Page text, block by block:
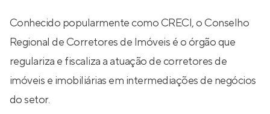
Conhecido popularmente como CRECI, o Conselho
Regional de Corretores de Imóveis é o órgão que
regulariza e fiscaliza a atuação de corretores de
imóveis e imobiliárias em intermediações de negócios
do setor.